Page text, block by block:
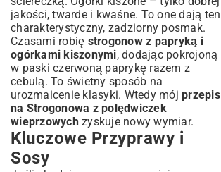
jakości, twarde i kwaśne. To one dają ten
charakterystyczny, zadziorny posmak.
Czasami robię strogonow z papryką i
ogórkami kiszonymi, dodając pokrojoną
w paski czerwoną paprykę razem z
cebulą. To świetny sposób na
urozmaicenie klasyki. Wtedy mój przepis
na Strogonowa z polędwiczek
wieprzowychzyskuje nowy wymiar.
Kluczowe Przyprawy i
Sosy